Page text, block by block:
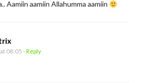
Aamiin aamiin Allahumma aamiin
08:05- Reply